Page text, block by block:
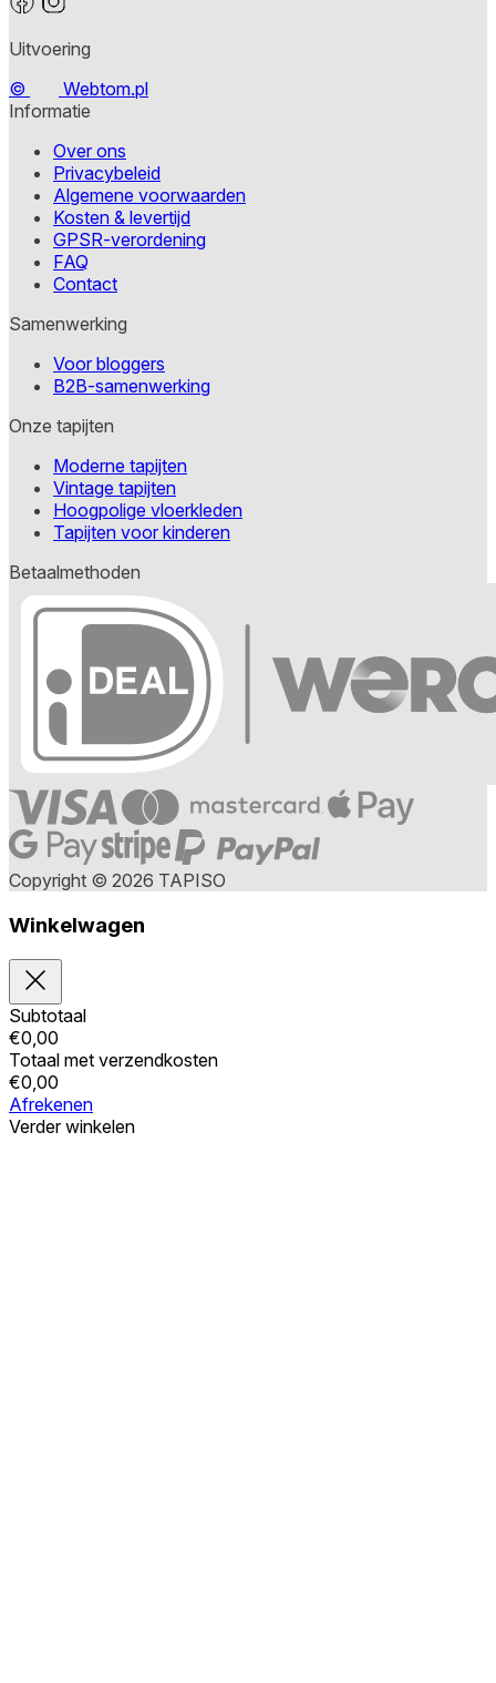
Uitvoering
©
Webtom.pl
Informatie
Over ons
Privacybeleid
Algemene voorwaarden
Kosten & levertijd
GPSR-verordening
FAQ
Contact
Samenwerking
Voor bloggers
B2B-samenwerking
Onze tapijten
Moderne tapijten
Vintage tapijten
Hoogpolige vloerkleden
Tapijten voor kinderen
Betaalmethoden
Copyright © 2026 TAPISO
Winkelwagen
Subtotaal
€0,00
Totaal met verzendkosten
€0,00
Afrekenen
Verder winkelen